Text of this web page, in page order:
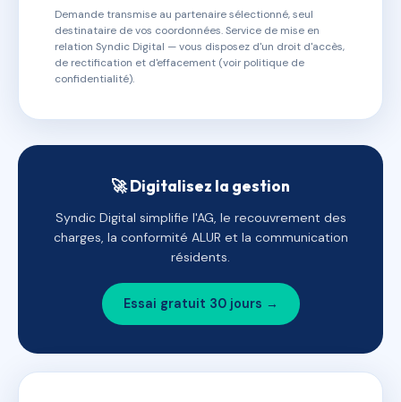
Demande transmise au partenaire sélectionné, seul
destinataire de vos coordonnées. Service de mise en
relation Syndic Digital — vous disposez d'un droit d'accès,
de rectification et d'effacement (voir politique de
confidentialité).
🚀 Digitalisez la gestion
Syndic Digital simplifie l'AG, le recouvrement des
charges, la conformité ALUR et la communication
résidents.
Essai gratuit 30 jours →